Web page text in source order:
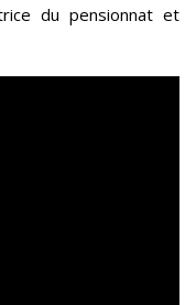
du pensionnat et